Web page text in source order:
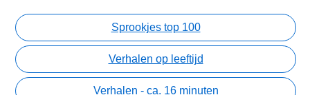
Sprookjes top 100
Verhalen op leeftijd
Verhalen - ca. 16 minuten